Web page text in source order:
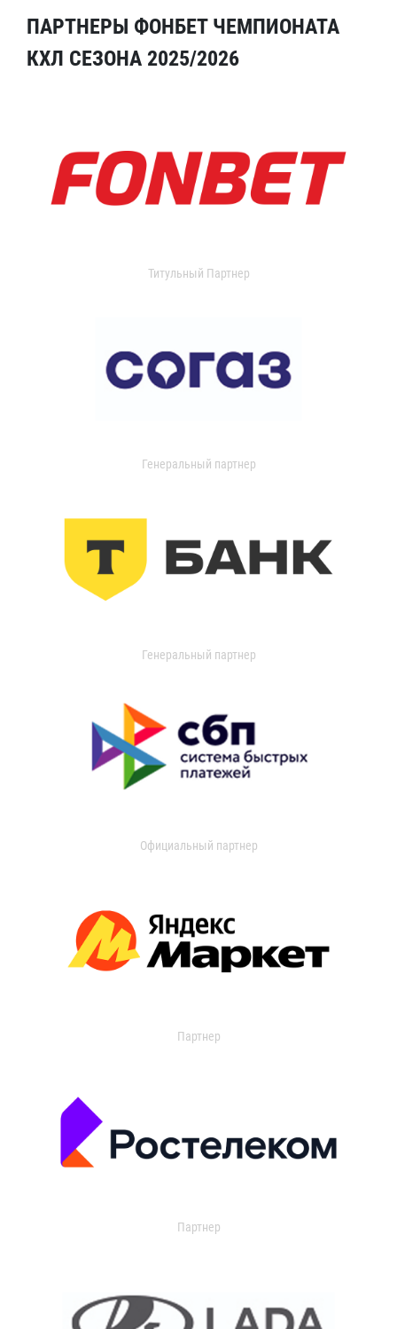
ПАРТНЕРЫ ФОНБЕТ ЧЕМПИОНАТА
КХЛ СЕЗОНА 2025/2026
Титульный Партнер
Генеральный партнер
Генеральный партнер
Официальный партнер
Партнер
Партнер